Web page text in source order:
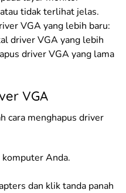
tidak terlihat jelas.
VGA yang lebih baru:
driver VGA yang lebih
driver VGA yang lama
VGA
cara menghapus driver
Anda.
dan klik tanda panah